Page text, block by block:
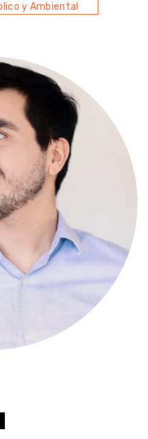
y Ambiental